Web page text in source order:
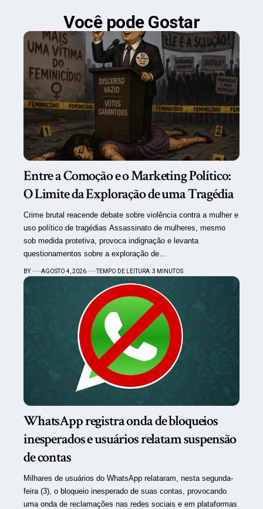
Você pode Gostar
Entre a Comoção e o Marketing Político:
O Limite da Exploração de uma Tragédia
Crime brutal reacende debate sobre violência contra a mulher e
uso político de tragédias Assassinato de mulheres, mesmo
sob medida protetiva, provoca indignação e levanta
questionamentos sobre a exploração de…
BY AGOSTO 4, 2026 TEMPO DE LEITURA: 3 MINUTOS
WhatsApp registra onda de bloqueios
inesperados e usuários relatam suspensão
de contas
Milhares de usuários do WhatsApp relataram, nesta segunda-
feira (3), o bloqueio inesperado de suas contas, provocando
uma onda de reclamações nas redes sociais e em plataformas